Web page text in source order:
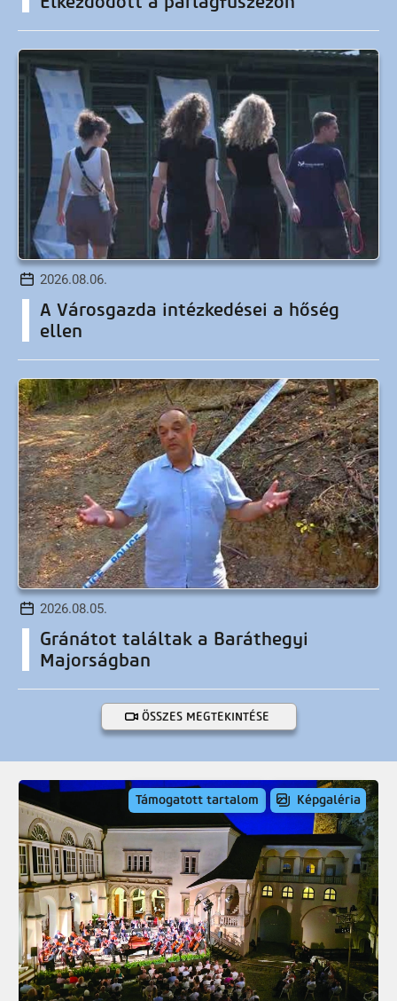
2026.08.06.
A Városgazda intézkedései a hőség
ellen
2026.08.05.
Gránátot találtak a Baráthegyi
Majorságban
ÖSSZES MEGTEKINTÉSE
Támogatott tartalom Képgaléria